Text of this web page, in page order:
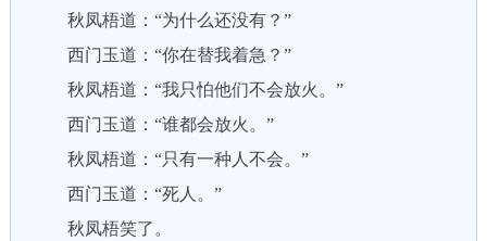
秋凤梧道：“为什么还没有？”
西门玉道：“你在替我着急？”
秋凤梧道：“我只怕他们不会放火。”
西门玉道：“谁都会放火。”
秋凤梧道：“只有一种人不会。”
西门玉道：“死人。”
秋凤梧笑了。